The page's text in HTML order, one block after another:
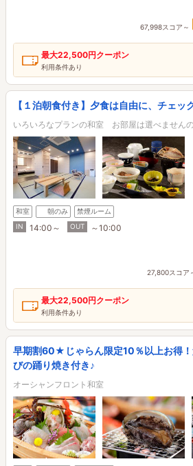
67,998スコア～
最大22,500円クーポン
利用条件あり
【１泊朝食付き】夕食は自由に、チェッ
いろいろなプランの和室 お部屋は選べません
和室 朝のみ
禁煙ルーム
IN
14:00～ OUT ～10:00
27,800スコア
最大22,500円クーポン
利用条件あり
早期割60★じゃらん限定10％以上お得
びの踊り焼き付き♪
オーシャンフロント和室